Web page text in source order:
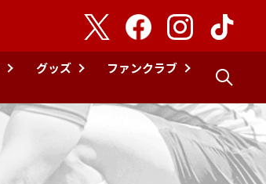
グッズ
ファンクラブ